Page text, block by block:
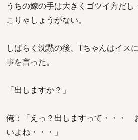
うちの嫁の手は大きくゴツイ方だし
こりゃしょうがない。
しばらく沈黙の後、Tちゃんはイス
事を言った。
「出しますか？」
俺：「えっ？出しますって・・・
いよね・・・」